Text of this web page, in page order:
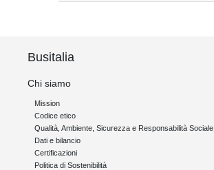
Busitalia
Chi siamo
Mission
Codice etico
Qualità, Ambiente, Sicurezza e Responsabilità Sociale
Dati e bilancio
Certificazioni
Politica di Sostenibilità